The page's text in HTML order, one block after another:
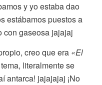
y yo estaba dao
estábamos puestos a
con gaseosa jajajaj
creo que era «El
literalmente se
antarca! jajajajaj ¡No